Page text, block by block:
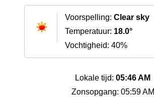
Voorspelling: Clear sky
Temperatuur: 18.0°
Vochtigheid: 40%
Lokale tijd: 05:46 AM
Zonsopgang: 05:59 AM